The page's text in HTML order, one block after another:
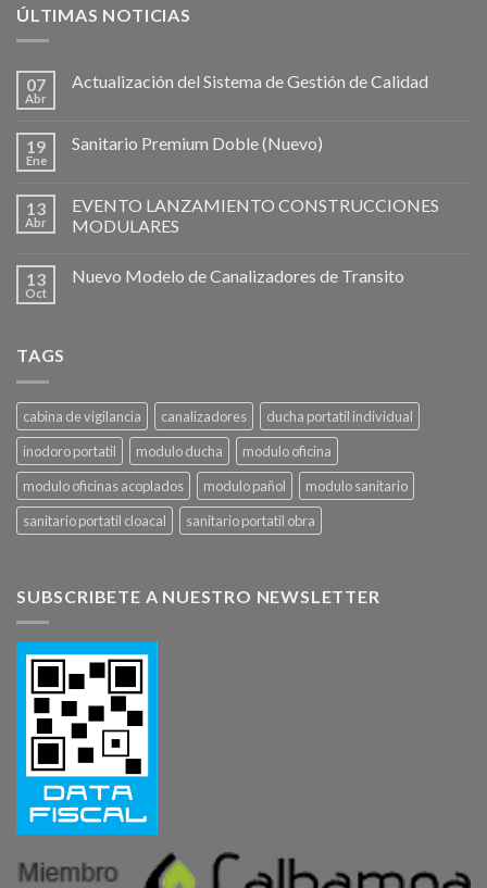
ÚLTIMAS NOTICIAS
07
Abr
Actualización del Sistema de Gestión de Calidad
19
Ene
Sanitario Premium Doble (Nuevo)
13
Abr
EVENTO LANZAMIENTO CONSTRUCCIONES
MODULARES
13
Oct
Nuevo Modelo de Canalizadores de Transito
TAGS
cabina de vigilancia canalizadores
ducha portatil individual
inodoro portatil
modulo ducha
modulo oficina
modulo oficinas acoplados
modulo pañol
modulo sanitario
sanitario portatil cloacal
sanitario portatil obra
SUBSCRIBETE A NUESTRO NEWSLETTER